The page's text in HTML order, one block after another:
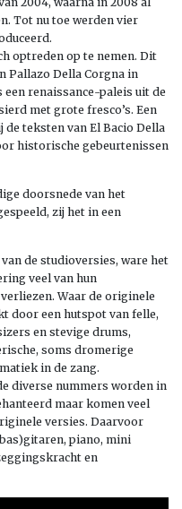
Tot nu toe werden vier
optreden op te nemen. Dit
Pallazo Della Corgna in
renaissance-paleis uit de
met grote fresco’s. Een
teksten van El Bacio Della
historische gebeurtenissen
doorsnede van het
zij het in een
de studioversies, ware het
veel van hun
Waar de originele
door een hutspot van felle,
en stevige drums,
soms dromerige
in de zang.
diverse nummers worden in
maar komen veel
versies. Daarvoor
piano, mini
en